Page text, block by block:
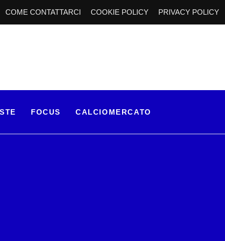
COME CONTATTARCI COOKIE POLICY PRIVACY POLICY
FOCUS CALCIOMERCATO